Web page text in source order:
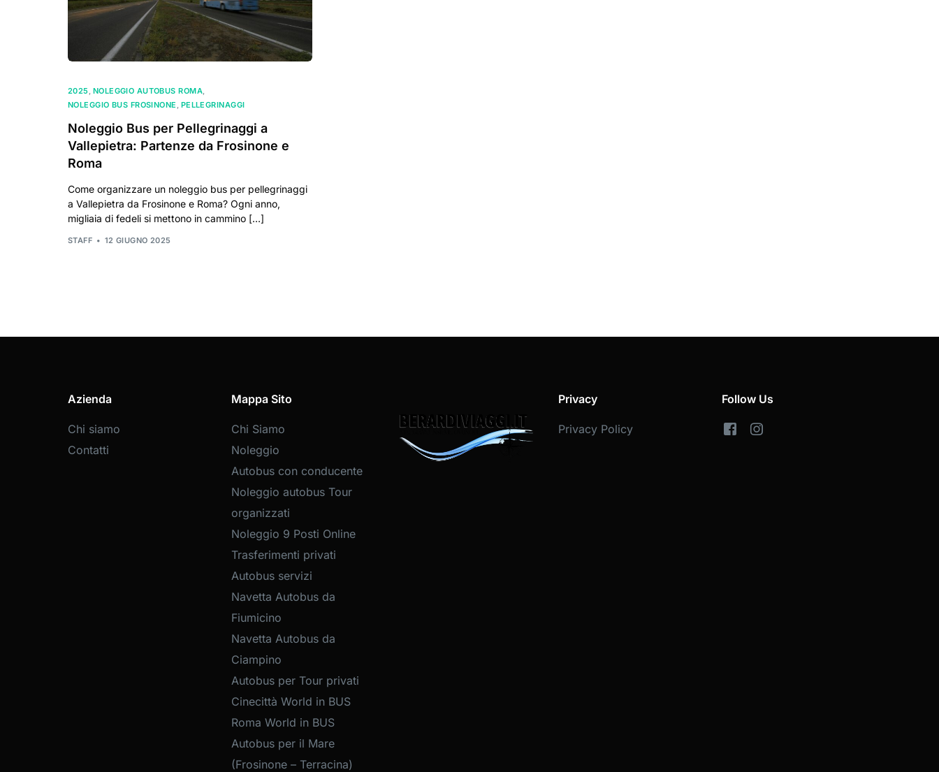
2025 NOLEGGIO AUTOBUS ROMA
NOLEGGIO BUS FROSINONE PELLEGRINAGGI
Noleggio Bus per Pellegrinaggi a
Vallepietra: Partenze da Frosinone e
Roma
Come organizzare un noleggio bus per pellegrinaggi
a Vallepietra da Frosinone e Roma? Ogni anno,
migliaia di fedeli si mettono in cammino […]
STAFF 12 GIUGNO 2025
Azienda
Chi siamo
Contatti
Mappa Sito
Chi Siamo
Noleggio
Autobus con conducente
Noleggio autobus Tour
organizzati
Noleggio 9 Posti Online
Trasferimenti privati
Autobus servizi
Navetta Autobus da
Fiumicino
Navetta Autobus da
Ciampino
Autobus per Tour privati
Cinecittà World in BUS
Roma World in BUS
Autobus per il Mare
(Frosinone – Terracina)
Privacy
Privacy Policy
Follow Us